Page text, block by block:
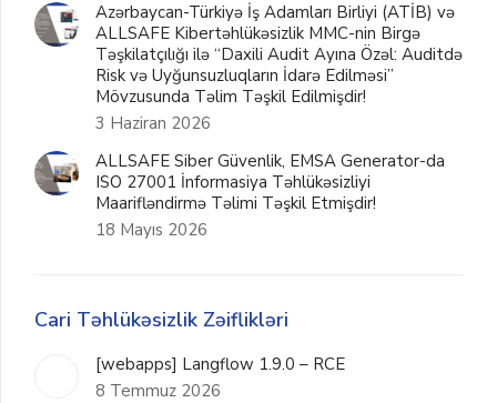
Azərbaycan-Türkiyə İş Adamları Birliyi (ATİB) və
ALLSAFE Kibertəhlükəsizlik MMC-nin Birgə
Təşkilatçılığı ilə “Daxili Audit Ayına Özəl: Auditdə
Risk və Uyğunsuzluqların İdarə Edilməsi”
Mövzusunda Təlim Təşkil Edilmişdir!
3 Haziran 2026
ALLSAFE Siber Güvenlik, EMSA Generator-da
ISO 27001 İnformasiya Təhlükəsizliyi
Maarifləndirmə Təlimi Təşkil Etmişdir!
18 Mayıs 2026
Cari Təhlükəsizlik Zəiflikləri
[webapps] Langflow 1.9.0 – RCE
8 Temmuz 2026